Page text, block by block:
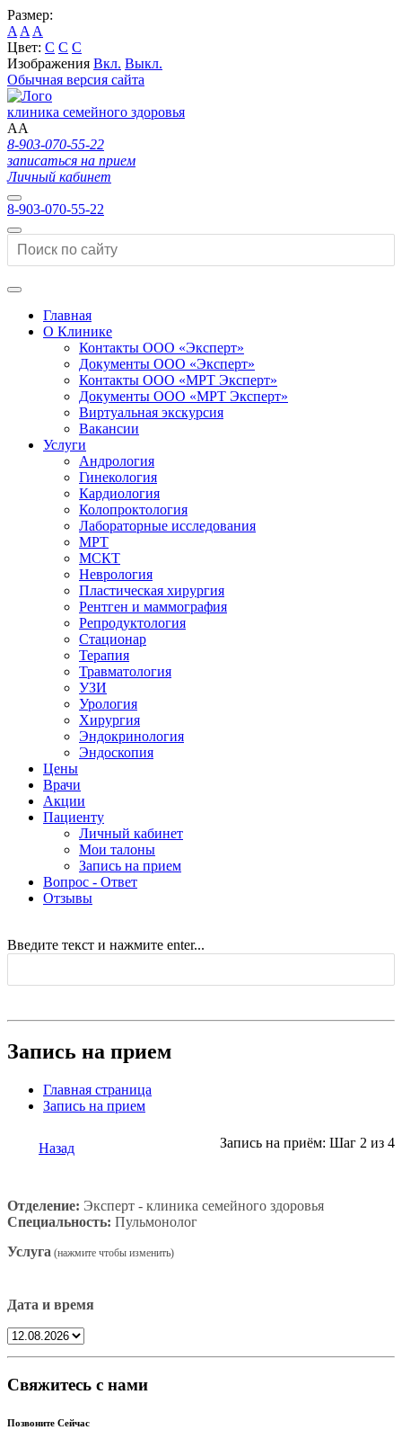
Размер:
A A A
Цвет: C C C
Изображения Вкл. Выкл.
Обычная версия сайта
клиника семейного здоровья
AA
8-903-070-55-22
записаться на прием
Личный кабинет
8-903-070-55-22
Главная
О Клинике
Контакты ООО «Эксперт»
Документы ООО «Эксперт»
Контакты ООО «МРТ Эксперт»
Документы ООО «МРТ Эксперт»
Виртуальная экскурсия
Вакансии
Услуги
Андрология
Гинекология
Кардиология
Колопроктология
Лабораторные исследования
МРТ
МСКТ
Неврология
Пластическая хирургия
Рентген и маммография
Репродуктология
Стационар
Терапия
Травматология
УЗИ
Урология
Хирургия
Эндокринология
Эндоскопия
Цены
Врачи
Акции
Пациенту
Личный кабинет
Мои талоны
Запись на прием
Вопрос - Ответ
Отзывы
Введите текст и нажмите enter...
Запись на прием
Главная страница
Запись на прием
Назад Запись на приём: Шаг 2 из 4
Отделение: Эксперт - клиника семейного здоровья
Специальность: Пульмонолог
Услуга
Дата и время
Свяжитесь с нами
Позвоните Сейчас